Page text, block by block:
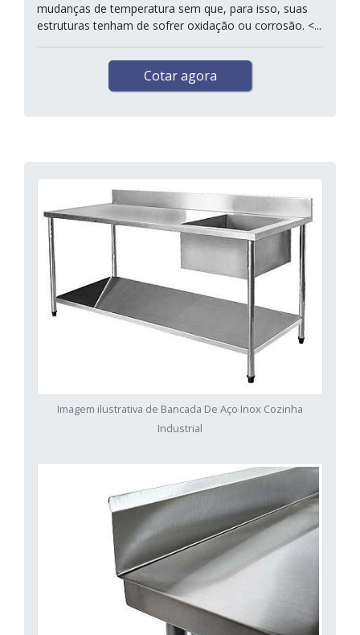
mudanças de temperatura sem que, para isso, suas
estruturas tenham de sofrer oxidação ou corrosão. <...
Cotar agora
Imagem ilustrativa de Bancada De Aço Inox Cozinha
Industrial